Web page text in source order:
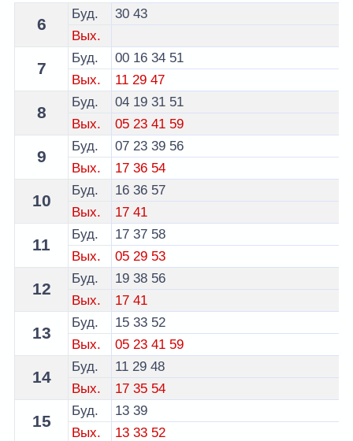
Расписание 70 автобуса Минск - остановка Завод
6
Буд. 30 43
Вых.
7
Буд. 00 16 34 51
Вых.
11 29 47
8
Буд. 04 19 31 51
Вых.
05 23 41 59
9
Буд. 07 23 39 56
Вых.
17 36 54
10
Буд. 16 36 57
Вых.
17 41
11
Буд. 17 37 58
Вых.
05 29 53
12
Буд. 19 38 56
Вых.
17 41
13
Буд. 15 33 52
Вых.
05 23 41 59
14
Буд. 11 29 48
Вых.
17 35 54
15
Буд. 13 39
Вых.
13 33 52